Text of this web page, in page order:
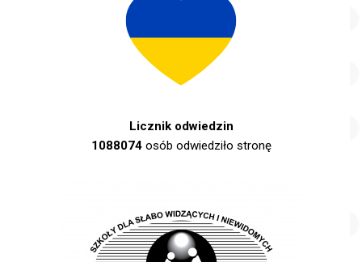
Licznik odwiedzin
1088074osób odwiedziło stronę